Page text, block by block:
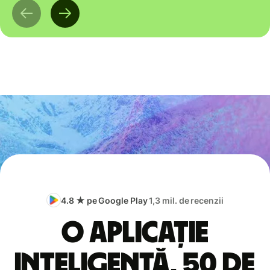
4.8 ★ pe Google Play1,3 mil. de recenzii
O aplicație